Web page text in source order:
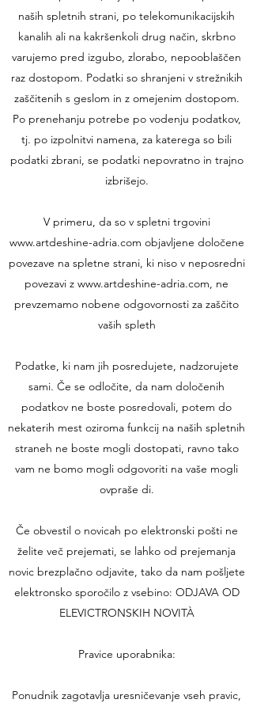
naših spletnih strani, po telekomunikacijskih
kanalih ali na kakršenkoli drug način, skrbno
varujemo pred izgubo, zlorabo, nepooblaščen
raz dostopom. Podatki so shranjeni v strežnikih
zaščitenih s geslom in z omejenim dostopom.
Po prenehanju potrebe po vodenju podatkov,
tj. po izpolnitvi namena, za katerega so bili
podatki zbrani, se podatki nepovratno in trajno
izbrišejo.
V primeru, da so v spletni trgovini
www.artdeshine-adria.com objavljene določene
povezave na spletne strani, ki niso v neposredni
povezavi z www.artdeshine-adria.com, ne
prevzemamo nobene odgovornosti za zaščito
vaših spleth
Podatke, ki nam jih posredujete, nadzorujete
sami. Če se odločite, da nam določenih
podatkov ne boste posredovali, potem do
nekaterih mest oziroma funkcij na naših spletnih
straneh ne boste mogli dostopati, ravno tako
vam ne bomo mogli odgovoriti na vaše mogli
ovpraše di.
Če obvestil o novicah po elektronski pošti ne
želite več prejemati, se lahko od prejemanja
novic brezplačno odjavite, tako da nam pošljete
elektronsko sporočilo z vsebino: ODJAVA OD
ELEVICTRONSKIH NOVITÀ
Pravice uporabnika:
Ponudnik zagotavlja uresničevanje vseh pravic,